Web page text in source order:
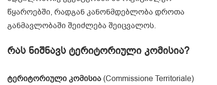
წყაროებში, რადგან კანონმდებლობა დროთა
განმავლობაში შეიძლება შეიცვალოს.
რას ნიშნავს ტერიტორიული კომისია?
ტერიტორიული კომისია (Commissione Territoriale)